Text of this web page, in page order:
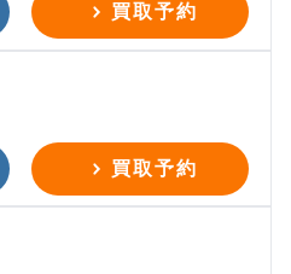
買取予約
買取予約